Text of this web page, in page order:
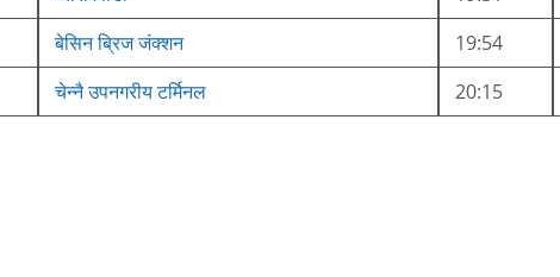
बेसिन ब्रिज जंक्शन 19:54
चेन्नै उपनगरीय टर्मिनल 20:15